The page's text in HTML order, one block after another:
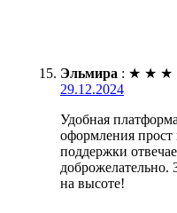
Эльмира : ★ ★ ★
29.12.2024
Удобная
оформления
поддержки
доброжелательно.
на высоте!